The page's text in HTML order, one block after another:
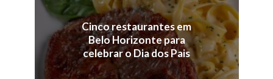
Cinco restaurantes em
Belo Horizonte para
celebrar o Dia dos Pais